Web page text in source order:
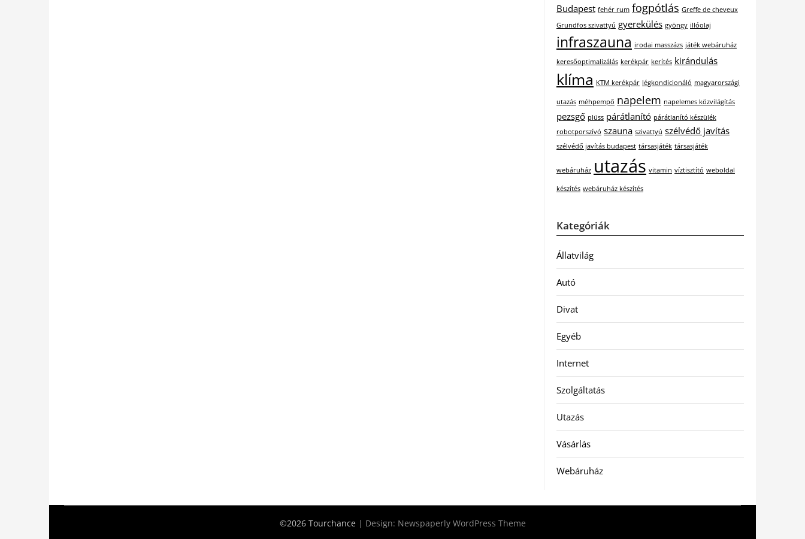
Budapest fehér rum fogpótlás Greffe de cheveux
Grundfos szivattyú gyerekülés gyöngy illóolaj
infraszauna irodai masszázs játék webáruház
keresőoptimalizálás kerékpár kerítés kirándulás
klíma KTM kerékpár légkondicionáló magyarországi
utazás méhpempő napelem napelemes közvilágítás
pezsgő plüss párátlanító párátlanító készülék
robotporszívó szauna szivattyú szélvédő javítás
szélvédő javítás budapest társasjáték társasjáték
webáruház utazás vitamin víztisztító weboldal
készítés webáruház készítés
Kategóriák
Állatvilág
Autó
Divat
Egyéb
Internet
Szolgáltatás
Utazás
Vásárlás
Webáruház
©2026 Tourchance | Design: Newspaperly WordPress Theme